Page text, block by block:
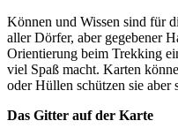
Können und Wissen sind für
aller Dörfer, aber gegebener
Orientierung beim Trekking
viel Spaß macht. Karten
oder Hüllen schützen sie aber
Das Gitter auf der Karte